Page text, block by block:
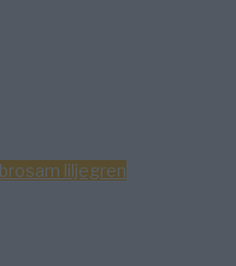
sam liljegren